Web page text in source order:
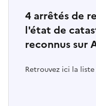
4 arrêtés de
l'état de
reconnus sur
Retrouvez ici la